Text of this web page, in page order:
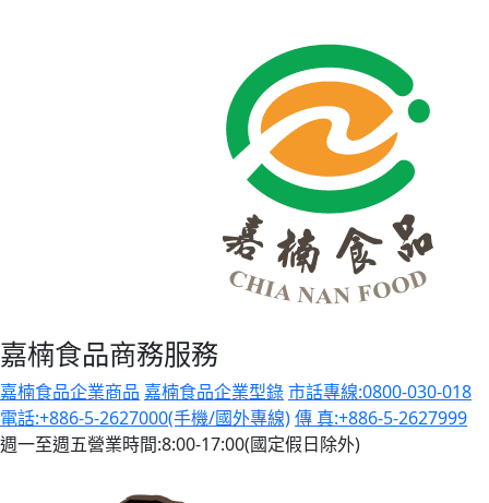
嘉楠食品商務服務
嘉楠食品企業商品 嘉楠食品企業型錄市話專線:0800-030-018
電話:+886-5-2627000(手機/國外專線)傳 真:+886-5-2627999
週一至週五營業時間:8:00-17:00(國定假日除外)